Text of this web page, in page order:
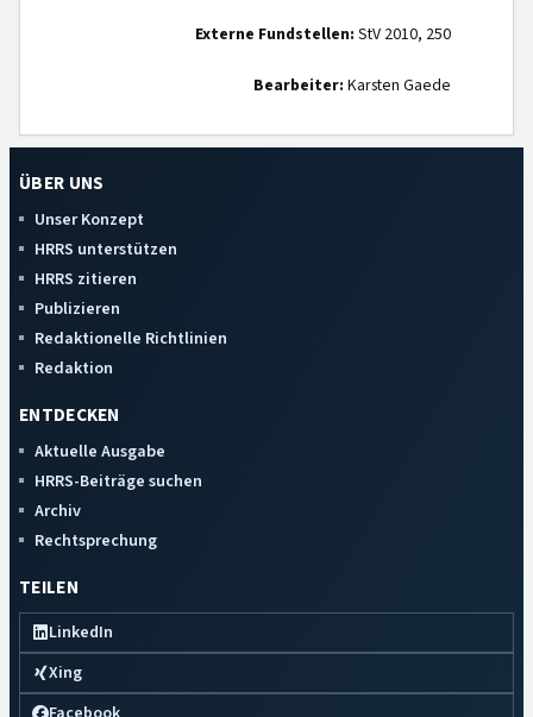
Externe Fundstellen: StV 2010, 250
Bearbeiter: Karsten Gaede
ÜBER UNS
Unser Konzept
HRRS unterstützen
HRRS zitieren
Publizieren
Redaktionelle Richtlinien
Redaktion
ENTDECKEN
Aktuelle Ausgabe
HRRS-Beiträge suchen
Archiv
Rechtsprechung
TEILEN
LinkedIn
Xing